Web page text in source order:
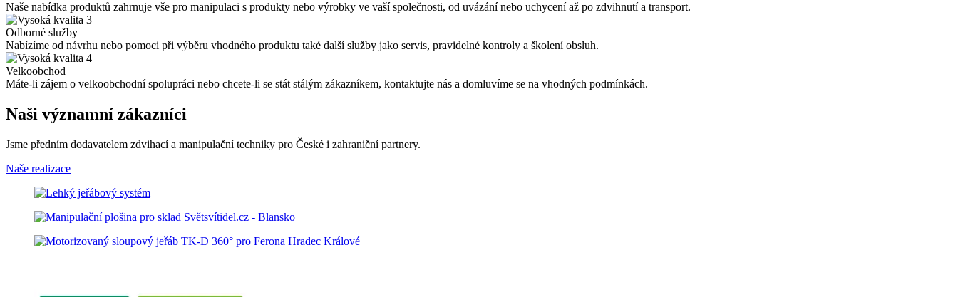
Naše nabídka produktů zahrnuje vše pro manipulaci s produkty nebo výrobky ve vaší společnosti, od uvázání nebo uchycení až po zdvihnutí a transport.
3
Odborné služby
Nabízíme od návrhu nebo pomoci při výběru vhodného produktu také další služby jako servis, pravidelné kontroly a školení obsluh.
4
Velkoobchod
Máte-li zájem o velkoobchodní spolupráci nebo chcete-li se stát stálým zákazníkem, kontaktujte nás a domluvíme se na vhodných podmínkách.
Naši významní zákazníci
Jsme předním dodavatelem zdvihací a manipulační techniky pro České i zahraniční partnery.
Naše realizace